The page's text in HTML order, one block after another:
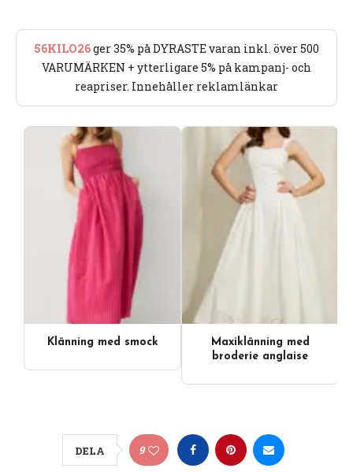
56KILO26ger 35% på DYRASTE varan inkl. över 500
VARUMÄRKEN + ytterligare 5% på kampanj- och
reapriser. Innehåller reklamlänkar
Klänning med smock
Maxiklänning med
broderie anglaise
DELA 9